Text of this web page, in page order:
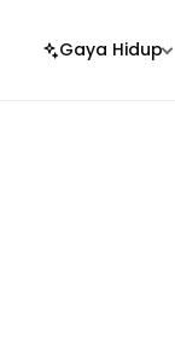
Gaya Hidup